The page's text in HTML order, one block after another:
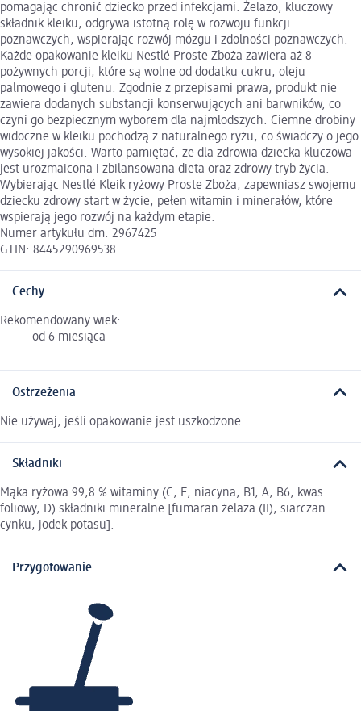
pomagając chronić dziecko przed infekcjami. Żelazo, kluczowy
składnik kleiku, odgrywa istotną rolę w rozwoju funkcji
poznawczych, wspierając rozwój mózgu i zdolności poznawczych.
Każde opakowanie kleiku Nestlé Proste Zboża zawiera aż 8
pożywnych porcji, które są wolne od dodatku cukru, oleju
palmowego i glutenu. Zgodnie z przepisami prawa, produkt nie
zawiera dodanych substancji konserwujących ani barwników, co
czyni go bezpiecznym wyborem dla najmłodszych. Ciemne drobiny
widoczne w kleiku pochodzą z naturalnego ryżu, co świadczy o jego
wysokiej jakości. Warto pamiętać, że dla zdrowia dziecka kluczowa
jest urozmaicona i zbilansowana dieta oraz zdrowy tryb życia.
Wybierając Nestlé Kleik ryżowy Proste Zboża, zapewniasz swojemu
dziecku zdrowy start w życie, pełen witamin i minerałów, które
wspierają jego rozwój na każdym etapie.
Numer artykułu dm: 2967425
GTIN: 8445290969538
Cechy
Rekomendowany wiek:
od 6 miesiąca
Ostrzeżenia
Nie używaj, jeśli opakowanie jest uszkodzone.
Składniki
Mąka ryżowa 99,8 % witaminy (C, E, niacyna, B1, A, B6, kwas
foliowy, D) składniki mineralne [fumaran żelaza (II), siarczan
cynku, jodek potasu].
Przygotowanie